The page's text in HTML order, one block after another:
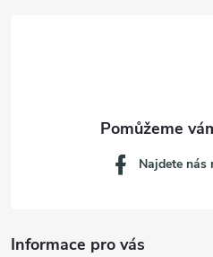
Informace pro vás
Najdete nás